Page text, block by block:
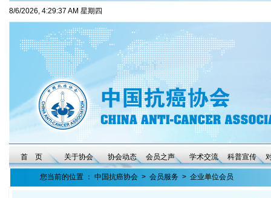
8/6/2026, 4:29:38 AM 星期四
首 页 关于协会 协会动态 会员之声 学术交流 科普宣传
您当前的位置 ： 中国抗癌协会 > 会员服务 > 企业单位会员